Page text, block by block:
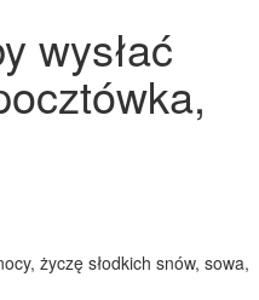
wysłać
życzę słodkich snów, sowa,